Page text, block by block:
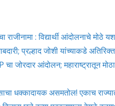
राजीनामा : विद्यार्थी आंदोलनाचे
प्रल्हाद जोशी यांच्याकडे अतिरिक्त
जोरदार आंदोलन; महाराष्ट्रातून
धक्कादायक असमतोल! एकाच